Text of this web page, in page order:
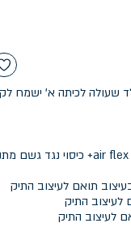
שעולה לכיתה א' ישמח
תואם לעיצוב התיק
לעיצוב התיק
לעיצוב התיק